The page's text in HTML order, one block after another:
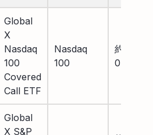
Global
X
Nasdaq
100
Covered
Call ETF
Nasdaq
100
約
0.60%
Global
X S&P